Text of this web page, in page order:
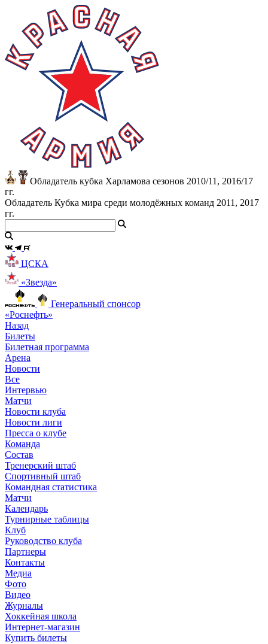
Обладатель кубка Харламова сезонов 2010/11, 2016/17
гг.
Обладатель Кубка мира среди молодёжных команд 2011, 2017
гг.
ЦСКА
«Звезда»
Генеральный спонсор
«Роснефть»
Назад
Билеты
Билетная программа
Арена
Новости
Все
Интервью
Матчи
Новости клуба
Новости лиги
Пресса о клубе
Команда
Состав
Тренерский штаб
Спортивный штаб
Командная статистика
Матчи
Календарь
Турнирные таблицы
Клуб
Руководство клуба
Партнеры
Контакты
Медиа
Фото
Видео
Журналы
Хоккейная школа
Интернет-магазин
Купить билеты